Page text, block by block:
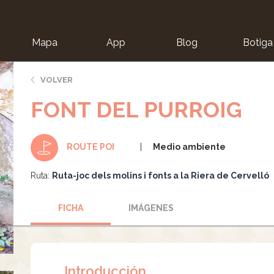
Mapa App Blog Botiga
VOLVER
FONT DEL PURROIG
ROUTE POI Medio ambiente
Ruta: Ruta-joc dels molins i fonts a la Riera de Cervelló
FICHA IMÁGENES